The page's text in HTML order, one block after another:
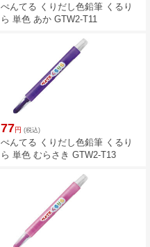
ぺんてる くりだし色鉛筆 くるり
ら 単色 あか GTW2-T11
77円 (税込)
ぺんてる くりだし色鉛筆 くるり
ら 単色 むらさき GTW2-T13